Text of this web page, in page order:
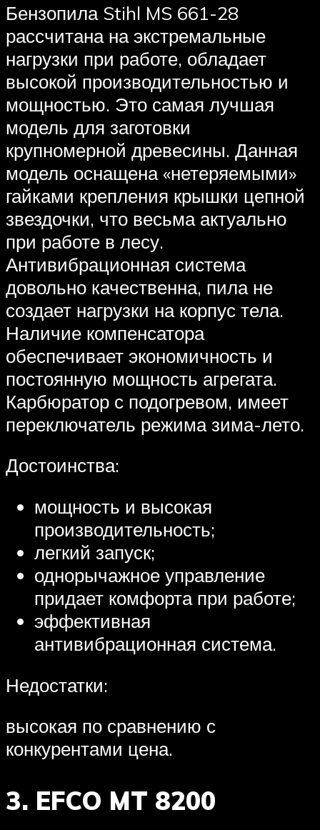
Бензопила Stihl MS 661-28
рассчитана на экстремальные
нагрузки при работе, обладает
высокой производительностью и
мощностью. Это самая лучшая
модель для заготовки
крупномерной древесины. Данная
модель оснащена «нетеряемыми»
гайками крепления крышки цепной
звездочки, что весьма актуально
при работе в лесу.
Антивибрационная система
довольно качественна, пила не
создает нагрузки на корпус тела.
Наличие компенсатора
обеспечивает экономичность и
постоянную мощность агрегата.
Карбюратор с подогревом, имеет
переключатель режима зима-лето.
Достоинства:
мощность и высокая
производительность;
легкий запуск;
однорычажное управление
придает комфорта при работе;
эффективная
антивибрационная система.
Недостатки:
высокая по сравнению с
конкурентами цена.
3. EFCO MT 8200